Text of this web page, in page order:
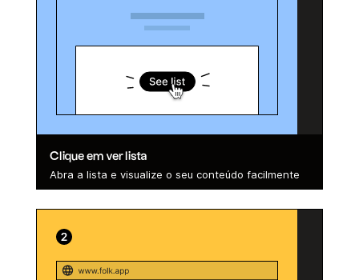
Clique em ver lista
Abra a lista e visualize o seu conteúdo facilmente